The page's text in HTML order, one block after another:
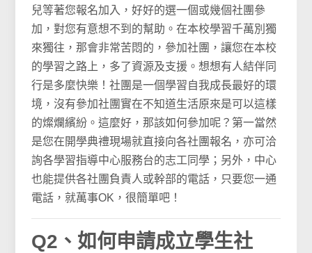
兒等著您報名加入，好好的選一個或幾個社團參
加，對您有意想不到的幫助。在本校學習千萬別獨
來獨往，那會非常苦悶的，參加社團，讓您在本校
的學習之路上，多了資源及支援。想想有人結伴同
行是多麼快樂！社團是一個學習自我成長最好的環
境，沒有參加社團實在不知道生活原來是可以這樣
的燦爛繽紛。這麼好，那該如何參加呢？第一當然
是您在開學典禮現場就直接向各社團報名，亦可洽
詢各學習指導中心服務台的志工同學；另外，中心
也能提供各社團負責人或幹部的電話，只要您一通
電話，就萬事OK，很簡單吧！
Q2、如何申請成立學生社